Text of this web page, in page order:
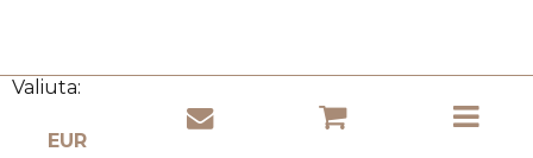
Valiuta:
Kamštinė medžiaga 3mm x 1m x 12m
Cork Ministry